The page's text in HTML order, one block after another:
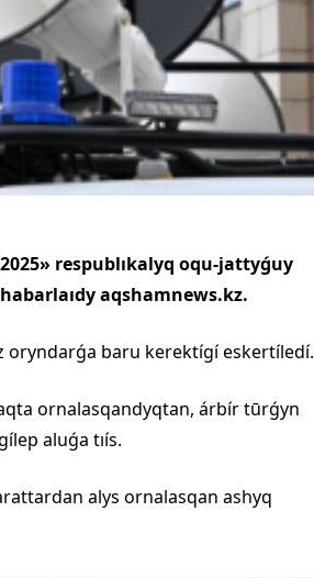
respublıkalyq oqu-jattyǵuy
aqshamnews.kz.
oryndarǵa baru kerektígí eskertíledí.
ornalasqandyqtan, árbír tūrǵyn
aluǵa tıís.
alys ornalasqan ashyq